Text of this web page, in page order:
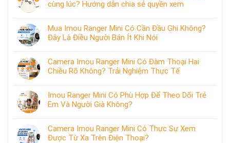
cùng lúc? Hướng dẫn chia sẻ quyền xem
Mua Imou Ranger Mini Có Cần Đầu Ghi Không?
Đây Là Điều Người Bán Ít Khi Nói
Camera Imou Ranger Mini Có Đàm Thoại Hai
Chiều Rõ Không? Trải Nghiệm Thực Tế
Imou Ranger Mini Có Phù Hợp Để Theo Dõi Trẻ
Em Và Người Già Không?
Camera Imou Ranger Mini Có Thực Sự Xem
Được Từ Xa Trên Điện Thoại?